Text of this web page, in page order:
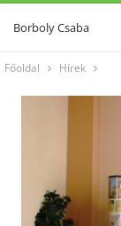
Borboly Csaba
Főoldal Hírek